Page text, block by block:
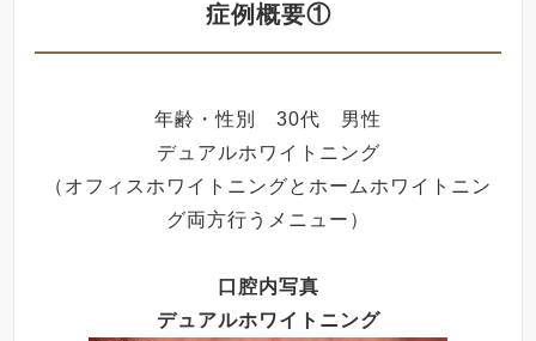
症例概要①
年齢・性別 30代 男性
デュアルホワイトニング
（オフィスホワイトニングとホームホワイトニン
グ両方行うメニュー）
口腔内写真
デュアルホワイトニング